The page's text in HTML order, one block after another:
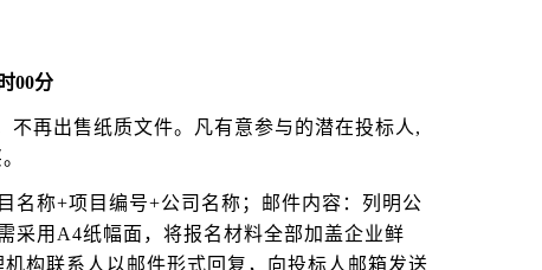
00分
再出售纸质文件。凡有意参与的潜在投标人,
名称+项目编号+公司名称；邮件内容：列明公
采用A4纸幅面，将报名材料全部加盖企业鲜
构联系人以邮件形式回复，向投标人邮箱发送